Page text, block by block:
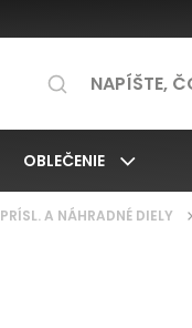
OBLEČENIE
PRÍSL. A NÁHRADNÉ DIELY /